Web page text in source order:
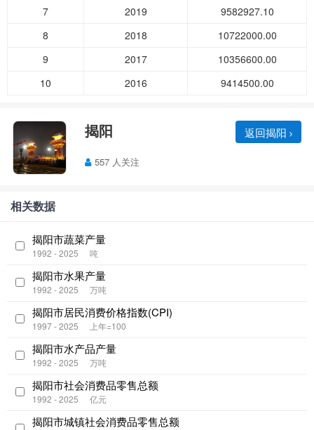
7
2019
9582927.10
8
2018
10722000.00
9
2017
10356600.00
10
2016 9414500.00
揭阳 返回揭阳
557 人关注
相关数据
揭阳市蔬菜产量
1992 - 2025 吨
揭阳市水果产量
1992 - 2025 万吨
揭阳市居民消费价格指数(CPI)
1997 - 2025 上年=100
揭阳市水产品产量
1992 - 2025 万吨
揭阳市社会消费品零售总额
1992 - 2025 亿元
揭阳市城镇社会消费品零售总额